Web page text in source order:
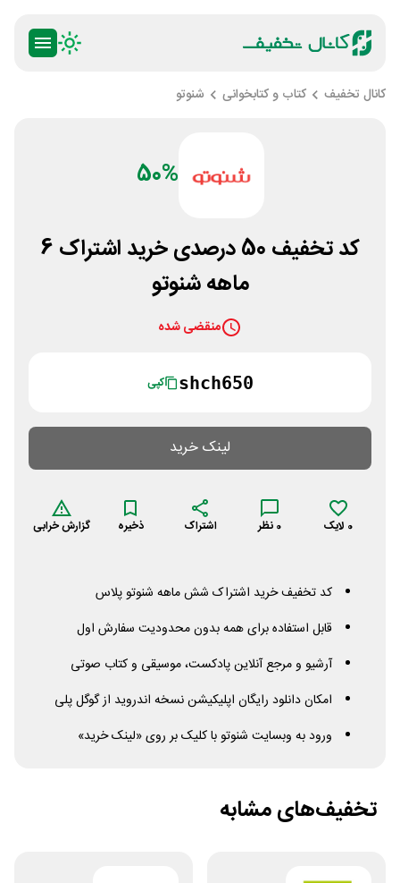
کانال تخفیف کتاب و کتابخوانی شنوتو
50%
کد تخفیف 50 درصدی خرید اشتراک 6
ماهه شنوتو
منقضی شده
shch650 کپی
لینک خرید
0 لایک 0 نظر اشتراک ذخیره گزارش خرابی
کد تخفیف خرید اشتراک شش ماهه شنوتو پلاس
قابل استفاده برای همه بدون محدودیت سفارش اول
آرشیو و مرجع آنلاین پادکست، موسیقی و کتاب صوتی
امکان دانلود رایگان اپلیکیشن نسخه اندروید از گوگل پلی
ورود به وبسایت شنوتو با کلیک بر روی «لینک خرید»
تخفیف‌های مشابه